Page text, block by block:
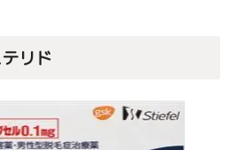
リド